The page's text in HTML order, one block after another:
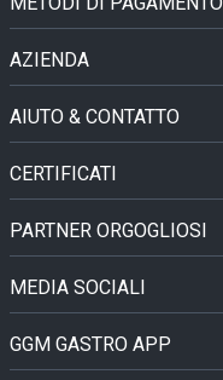
AZIENDA
AIUTO & CONTATTO
CERTIFICATI
PARTNER ORGOGLIOSI
MEDIA SOCIALI
GGM GASTRO APP